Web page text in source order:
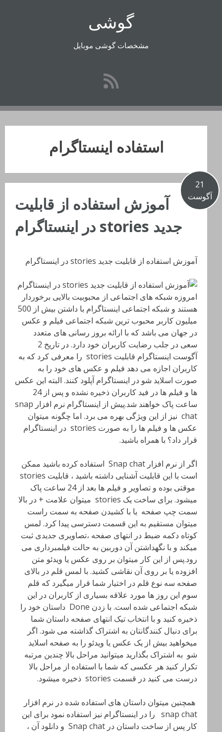
گوشی
مشخصات گوشی موبایل
استفاده اینستاگرام
21
آگوست
آموزش استفاده از قابلیت
جدید stories در اینستاگرام
آموزش استفاده از قابلیت جدید stories در اینستاگرام
امروزه شبکه های اجتماعی از محبوبیت بالایی برخوردار
هستند و شبکه اجتماعی اینستاگرام با داشتن بیش از 500
میلیون کاربر محبوب ترین شبکه اجتماعی فیلم و عکس
در جهان می باشد که با ارائه بروز رسانی های متعدد
سعی در جلب رضایت کاربران خود دارد. در تاریخ 2
آگوست اینستاگرام قابلیت stories را معرفی کرد که به
کاربران اجازه می دهد فیلم و عکس های خود را به
صورت اسلاید شو در اینستاگرام آپلود کنند. البته این عکس
ها و فیلم ها در فید کاربران ذخیره نشده و پس از 24
ساعت پاک خواهند شد.پیش از اینستاگرام نرم افزار snap
chat نیز از این ویژگی بهره می برد. اما چگونه میتوان
عکس ها و فیلم ها را به صورت stories در اینستاگرام
قرار داد؟ با همراه باشید.
اگر از نرم افزار Snap chat استفاده کرده باشید ممکن
است با این قابلیت آشنایی داشته باشید ، قابلیت stories
موقتی بوده و تصاویر و فیلم ها بعد از 24 ساعت پاک
میشود. برای ساخت یک stories میتوان علامت + در بالا
سمت چپ صفحه یا با کشیدن صفحه به سمت راست
میتوان مستقیم به این قسمت دسترسی پیدا کرد. لمس
کوتاه دکمه ضبط در انتهای صفحه ،تصاویری جدیدی ثبت
میکند و با نگهداشتن آن دوربین به حالت فیلمبرداری می
رود.پس از این کار میتوان بر روی عکس یا ویدئو متن
افزوده یا بر روی آن نقاشی کشید. با لمس قلم در بالای
صفحه سه نوع قلم در اختیار شما قرار میگیرد که قلم
سوم این روز ها مورد علاقه بسیاری از کاربران در این
شبکه اجتماعی شده است. با زدن Done داستان خود را
ذخیره کنید و با انتخاب تیک انتهای صفحه داستان شما
برای دنبال کنندگانتان به اشتراک گذاشته می شود. اگر
میخواهید بیش از یک عکس یا ویدئو را به صفحه اسلاید
شو به اشتراک بگذارید میتوانید مراحل بالا چندین مرتبه
تکرار کنید هر عکسی که شما با استفاده از مراحل بالا
درست می کنید در قسمت stories ذخیره میشود.
همچنین میتوان داستان های استفاده شده در نرم افزار
snap chat را در اینستاگرام نیز استفاده نمود برای این
کار پس از ساخت داستان در Snap chat و دانلود آن ،